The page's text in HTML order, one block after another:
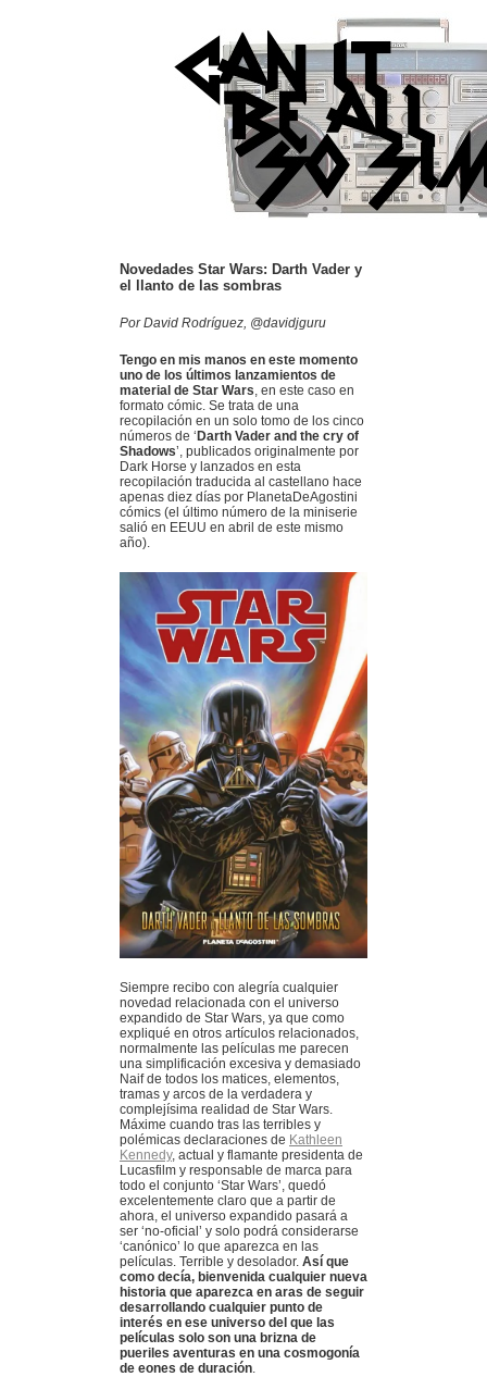
Novedades Star Wars: Darth Vader y
el llanto de las sombras
Por David Rodríguez, @davidjguru
Tengo en mis manos en este momento
uno de los últimos lanzamientos de
material de Star Wars, en este caso en
formato cómic. Se trata de una
recopilación en un solo tomo de los cinco
números de ‘ Darth Vader and the cry of
Shadows’, publicados originalmente por
Dark Horse y lanzados en esta
recopilación traducida al castellano hace
apenas diez días por PlanetaDeAgostini
cómics (el último número de la miniserie
salió en EEUU en abril de este mismo
año).
Siempre recibo con alegría cualquier
novedad relacionada con el universo
expandido de Star Wars, ya que como
expliqué en otros artículos relacionados,
normalmente las películas me parecen
una simplificación excesiva y demasiado
Naif de todos los matices, elementos,
tramas y arcos de la verdadera y
complejísima realidad de Star Wars.
Máxime cuando tras las terribles y
polémicas declaraciones de Kathleen
Kennedy, actual y flamante presidenta de
Lucasfilm y responsable de marca para
todo el conjunto ‘Star Wars’, quedó
excelentemente claro que a partir de
ahora, el universo expandido pasará a
ser ‘no-oficial’ y solo podrá considerarse
‘canónico’ lo que aparezca en las
películas. Terrible y desolador. Así que
como decía, bienvenida cualquier nueva
historia que aparezca en aras de seguir
desarrollando cualquier punto de
interés en ese universo del que las
películas solo son una brizna de
pueriles aventuras en una cosmogonía
de eones de duración